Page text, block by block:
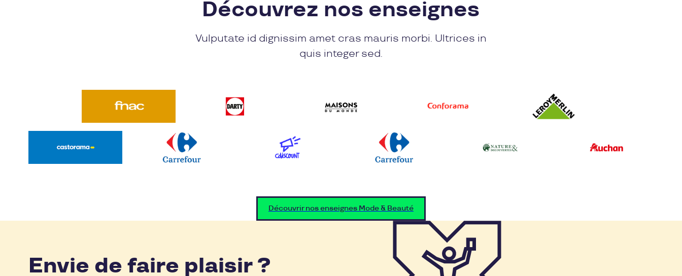
Découvrez nos enseignes
Vulputate id dignissim amet cras mauris morbi. Ultrices in
quis integer sed.
Découvrir nos enseignes Mode & Beauté
Envie de faire plaisir ?